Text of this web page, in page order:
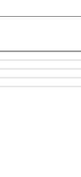
دانلود کنید.